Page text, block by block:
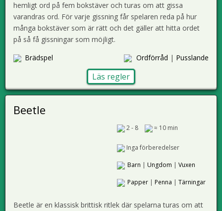
hemligt ord på fem bokstäver och turas om att gissa
varandras ord. För varje gissning får spelaren reda på hur
många bokstäver som är rätt och det gäller att hitta ordet
på så få gissningar som möjligt.
Brädspel
Ordförråd | Pusslande
Läs regler
Beetle
2 - 8 ≈ 10 min
Inga förberedelser
Barn | Ungdom | Vuxen
Papper| Penna | Tärningar
Beetle är en klassisk brittisk ritlek där spelarna turas om att